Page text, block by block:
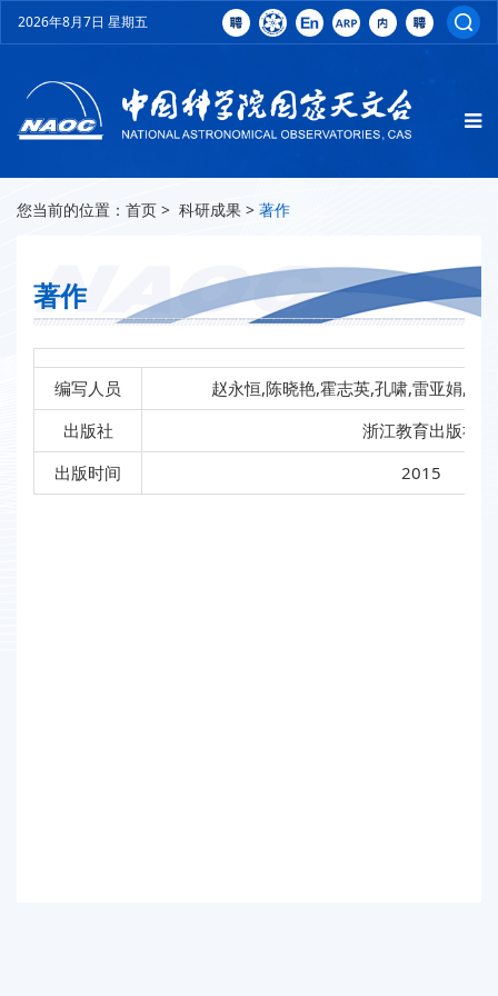
2026年8月7日 星期五
您当前的位置： 首页 > 科研成果 > 著作
著作
编写人员
赵永恒,陈晓艳,霍志英,孔啸,雷亚娟,李
出版社
浙江教育出版社
出版时间
2015